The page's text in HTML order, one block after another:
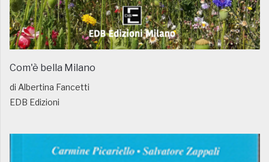
Com'è bella Milano
di Albertina Fancetti
EDB Edizioni